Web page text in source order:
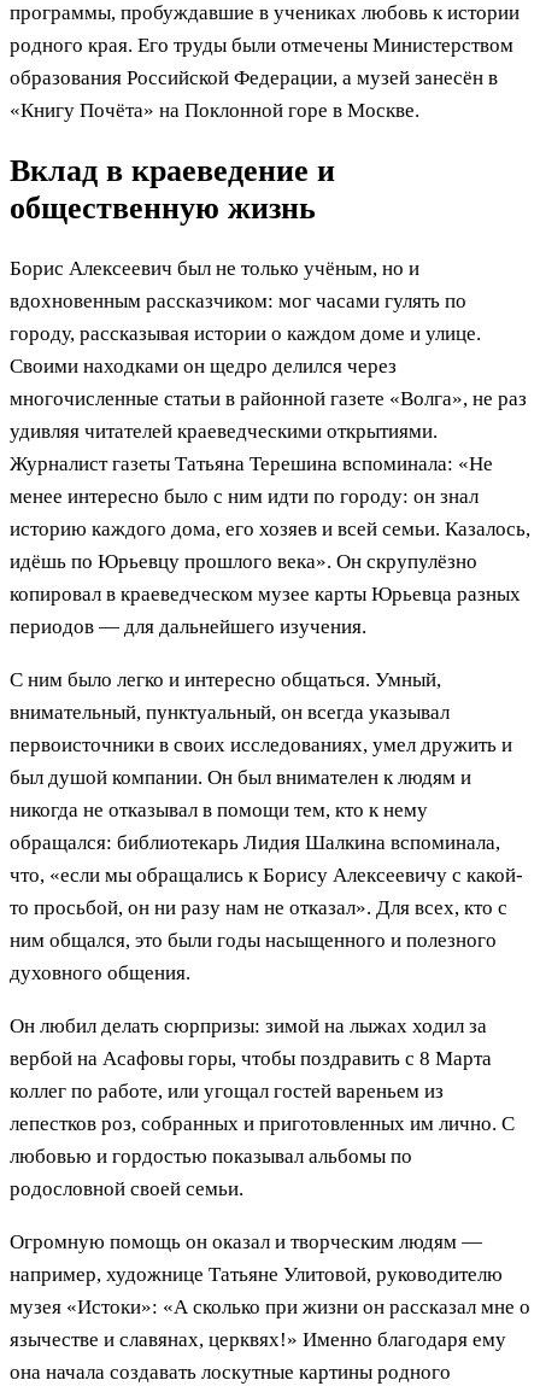
программы, пробуждавшие в учениках любовь к истории
родного края. Его труды были отмечены Министерством
образования Российской Федерации, а музей занесён в
«Книгу Почёта» на Поклонной горе в Москве.
Вклад в краеведение и
общественную жизнь
Борис Алексеевич был не только учёным, но и
вдохновенным рассказчиком: мог часами гулять по
городу, рассказывая истории о каждом доме и улице.
Своими находками он щедро делился через
многочисленные статьи в районной газете «Волга», не раз
удивляя читателей краеведческими открытиями.
Журналист газеты Татьяна Терешина вспоминала: «Не
менее интересно было с ним идти по городу: он знал
историю каждого дома, его хозяев и всей семьи. Казалось,
идёшь по Юрьевцу прошлого века». Он скрупулёзно
копировал в краеведческом музее карты Юрьевца разных
периодов — для дальнейшего изучения.
С ним было легко и интересно общаться. Умный,
внимательный, пунктуальный, он всегда указывал
первоисточники в своих исследованиях, умел дружить и
был душой компании. Он был внимателен к людям и
никогда не отказывал в помощи тем, кто к нему
обращался: библиотекарь Лидия Шалкина вспоминала,
что, «если мы обращались к Борису Алексеевичу с какой-
то просьбой, он ни разу нам не отказал». Для всех, кто с
ним общался, это были годы насыщенного и полезного
духовного общения.
Он любил делать сюрпризы: зимой на лыжах ходил за
вербой на Асафовы горы, чтобы поздравить с 8 Марта
коллег по работе, или угощал гостей вареньем из
лепестков роз, собранных и приготовленных им лично. С
любовью и гордостью показывал альбомы по
родословной своей семьи.
Огромную помощь он оказал и творческим людям —
например, художнице Татьяне Улитовой, руководителю
музея «Истоки»: «А сколько при жизни он рассказал мне о
язычестве и славянах, церквях!» Именно благодаря ему
она начала создавать лоскутные картины родного